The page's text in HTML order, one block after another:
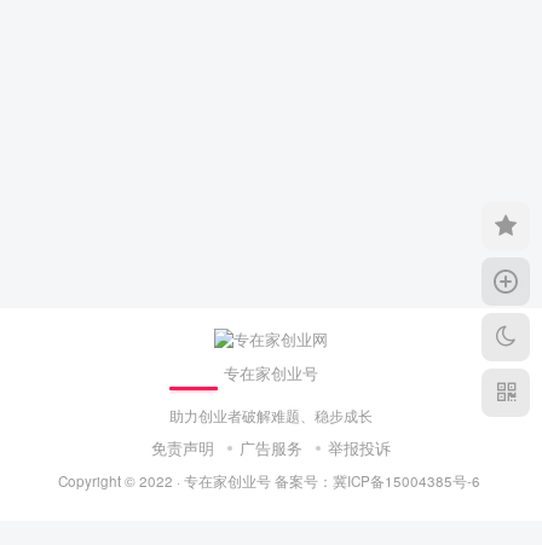
专在家创业号
助力创业者破解难题、稳步成长
免责声明 广告服务 举报投诉
Copyright © 2022 · 专在家创业号备案号： 冀ICP备15004385号-6